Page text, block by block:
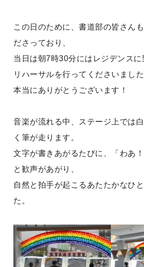
この日のために、書道部の皆さん
ださっており、
当日は朝7時30分にはレジデンスに
リハーサルを行ってくださいました
本当にありがとうございます！
音楽が流れる中、ステージ上では
く筆が走ります。
文字が書きあがるたびに、「わあ！
と歓声があがり、
自然と拍手が起こるあたたかなひ
た。